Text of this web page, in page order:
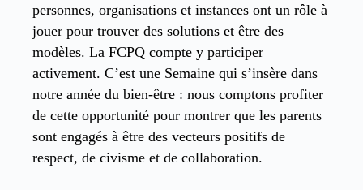
personnes, organisations et instances ont un rôle à
jouer pour trouver des solutions et être des
modèles. La FCPQ compte y participer
activement. C’est une Semaine qui s’insère dans
notre année du bien-être : nous comptons profiter
de cette opportunité pour montrer que les parents
sont engagés à être des vecteurs positifs de
respect, de civisme et de collaboration.